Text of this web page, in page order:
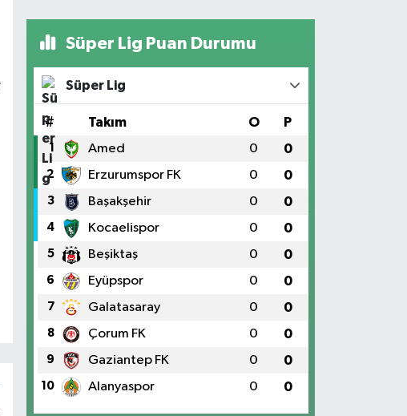
Süper Lig Puan Durumu
Süper Lig
# Takım O P
1 Amed 0 0
2 Erzurumspor FK 0 0
3 Başakşehir 0 0
4 Kocaelispor 0 0
5 Beşiktaş 0 0
6 Eyüpspor 0 0
7 Galatasaray 0 0
8 Çorum FK 0 0
9 Gaziantep FK 0 0
10 Alanyaspor 0 0